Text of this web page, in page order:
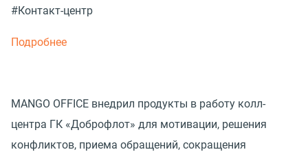
#Контакт-центр
Подробнее
MANGO OFFICE внедрил продукты в работу колл-
центра ГК «Доброфлот» для мотивации, решения
конфликтов, приема обращений, сокращения